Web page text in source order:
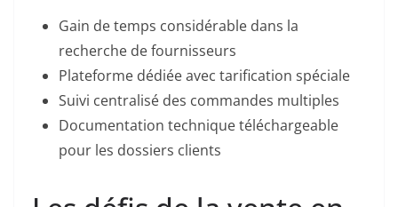
Gain de temps considérable dans la
recherche de fournisseurs
Plateforme dédiée avec tarification spéciale
Suivi centralisé des commandes multiples
Documentation technique téléchargeable
pour les dossiers clients